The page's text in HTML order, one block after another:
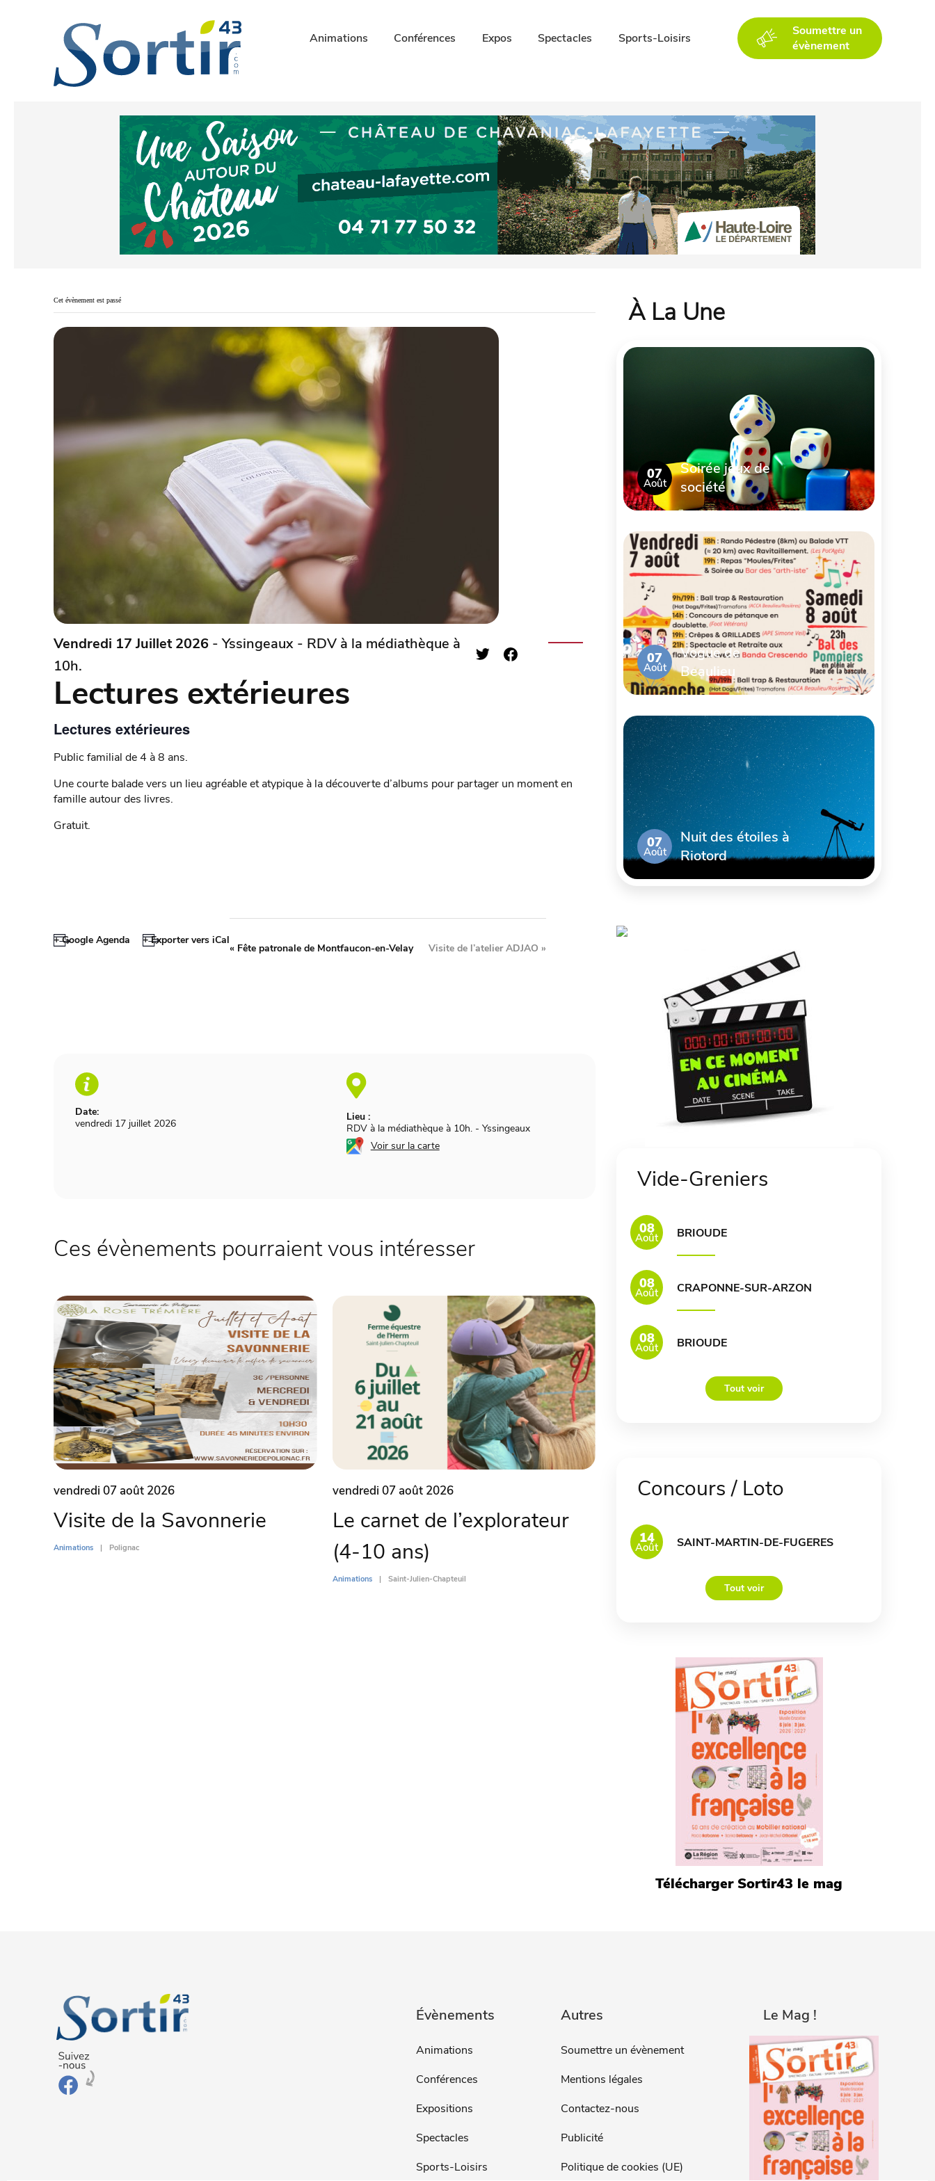
Animations Conférences Expos Spectacles Sports-Loisirs
Soumettre un
évènement
Cet évènement est passé
Vendredi 17 Juillet 2026 - Yssingeaux - RDV à la médiathèque à
10h.
Lectures extérieures
Lectures extérieures
Public familial de 4 à 8 ans.
Une courte balade vers un lieu agréable et atypique à la découverte d’albums pour partager un moment en
famille autour des livres.
Gratuit.
+ Google Agenda + Exporter vers iCal
Date:
vendredi 17 juillet 2026
Lieu :
RDV à la médiathèque à 10h. - Yssingeaux
Voir sur la carte
«Fête patronale de Montfaucon-en-Velay Visite de l’atelier ADJAO »
Ces évènements pourraient vous intéresser
vendredi 07 août 2026
Visite de la Savonnerie
Animations Polignac
vendredi 07 août 2026
Le carnet de l’explorateur
(4-10 ans)
Animations Saint-Julien-Chapteuil
À La Une
07
Août
Soirée jeux de
société
07
Août
Vogue de
Beaulieu
07
Août
Nuit des étoiles à
Riotord
Vide-Greniers
08
Août BRIOUDE
08
Août CRAPONNE-SUR-ARZON
08
Août BRIOUDE
Tout voir
Concours / Loto
14
Août SAINT-MARTIN-DE-FUGERES
Tout voir
Télécharger Sortir43 le mag
Évènements
Animations
Conférences
Expositions
Spectacles
Sports-Loisirs
Autres
Soumettre un évènement
Mentions légales
Contactez-nous
Publicité
Politique de cookies (UE)
Le Mag !